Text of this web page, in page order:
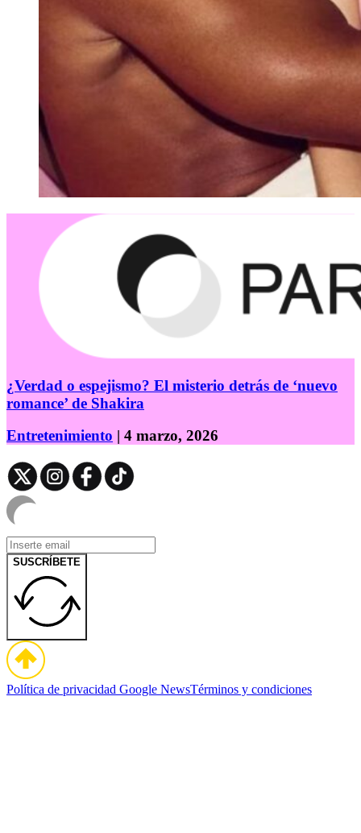
¿Verdad o espejismo? El misterio detrás de ‘nuevo
romance’ de Shakira
Entretenimiento | 4 marzo, 2026
SUSCRÍBETE
Política de privacidad Google NewsTérminos y condiciones